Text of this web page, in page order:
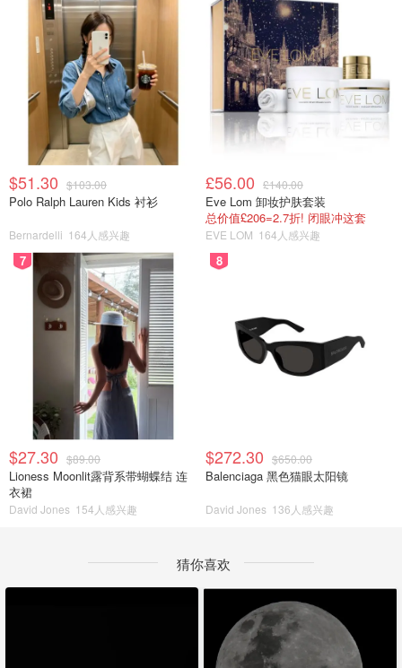
$51.30 $103.00
Polo Ralph Lauren Kids 衬衫
Bernardelli 164人感兴趣
£56.00 £140.00
Eve Lom 卸妆护肤套装
总价值£206=2.7折! 闭眼冲这套
EVE LOM 164人感兴趣
7
$27.30 $89.00
Lioness Moonlit露背系带蝴蝶结 连
衣裙
David Jones 154人感兴趣
8
$272.30 $650.00
Balenciaga 黑色猫眼太阳镜
David Jones 136人感兴趣
猜你喜欢